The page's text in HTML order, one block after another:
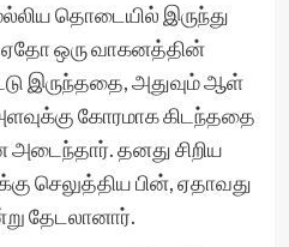
தொடையில் இருந்து
ஏதோ ஒரு வாகனத்தின்
இருந்ததை, அதுவும் ஆள்
கோரமாக கிடந்ததை
தனது சிறிய
செலுத்திய பின், ஏதாவது
தேடலானார்.